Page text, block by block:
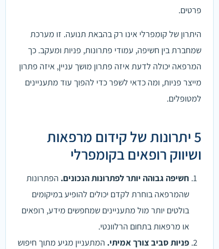
פרטים.
היתרון של קומפרלי אינו רק בהבאת תנועה. זו מערכת
שמחברת בין חשיפה, עמודי פתרונות, פניות ומעקב. כך
המרפאה יכולה לדעת איזה פתרון מושך עניין, איזה פתרון
מייצר פניות, ומה כדאי לשפר כדי להפוך עוד מתעניינים
למטופלים.
5 יתרונות של קידום מרפאות
ושיווק רופאים בקומפרלי
חשיפה גבוהה יותר לפתרונות הנכונים. הפתרונות
שהמרפאה בוחרת לקדם יכולים להופיע במיקומים
בולטים יותר מול מתעניינים שמחפשים מידע, רופאים
או מרפאות בתחום הרלוונטי.
פניות סביב צורך אמיתי. המתעניין מגיע מתוך חיפוש